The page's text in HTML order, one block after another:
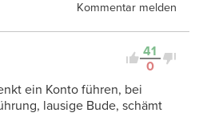
Kommentar melden
41
0
ein Konto führen, bei
lausige Bude, schämt